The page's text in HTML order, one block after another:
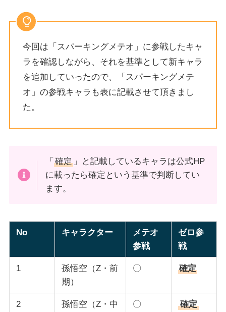
今回は「スパーキングメテオ」に参戦したキャ
ラを確認しながら、それを基準として新キャラ
を追加していったので、「スパーキングメテ
オ」の参戦キャラも表に記載させて頂きまし
た。
「確定 」と記載しているキャラは公式HP
に載ったら確定という基準で判断してい
ます。
No キャラクター
メテオ
参戦
ゼロ参
戦
1
孫悟空（Z・前
期）
〇 確定
2
孫悟空（Z・中
〇 確定